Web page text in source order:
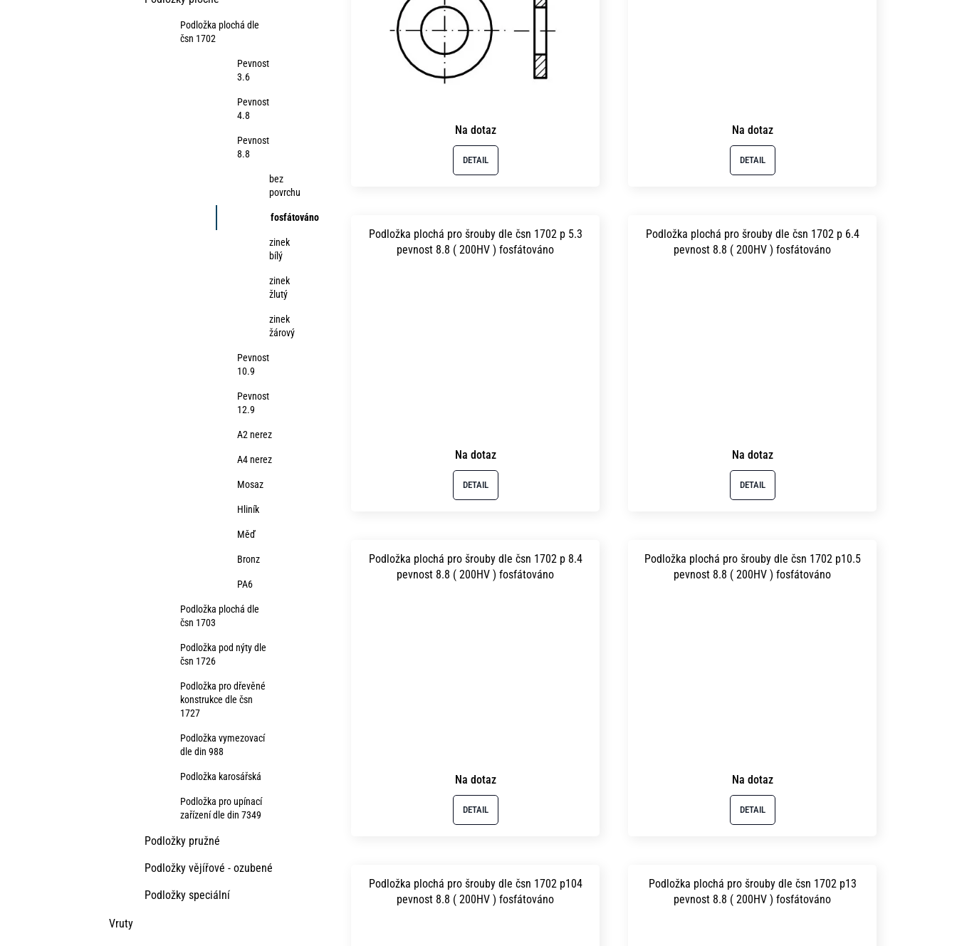
Podložka plochá dle
čsn 1702
Pevnost
3.6
Pevnost
4.8
Pevnost
8.8
bez
povrchu
fosfátováno
zinek
bílý
zinek
žlutý
zinek
žárový
Pevnost
10.9
Pevnost
12.9
A2 nerez
A4 nerez
Mosaz
Hliník
Měď
Bronz
PA6
Podložka plochá dle
čsn 1703
Podložka pod nýty dle
čsn 1726
Podložka pro dřevěné
konstrukce dle čsn
1727
Podložka vymezovací
dle din 988
Podložka karosářská
Podložka pro upínací
zařízení dle din 7349
Podložky pružné
Podložky vějířové - ozubené
Podložky speciální
Vruty
Na dotaz
DETAIL
Na dotaz
DETAIL
Podložka plochá pro šrouby dle čsn 1702 p 5.3
pevnost 8.8 ( 200HV ) fosfátováno
Na dotaz
DETAIL
Podložka plochá pro šrouby dle čsn 1702 p 6.4
pevnost 8.8 ( 200HV ) fosfátováno
Na dotaz
DETAIL
Podložka plochá pro šrouby dle čsn 1702 p 8.4
pevnost 8.8 ( 200HV ) fosfátováno
Na dotaz
DETAIL
Podložka plochá pro šrouby dle čsn 1702 p10.5
pevnost 8.8 ( 200HV ) fosfátováno
Na dotaz
DETAIL
Podložka plochá pro šrouby dle čsn 1702 p104
pevnost 8.8 ( 200HV ) fosfátováno
Podložka plochá pro šrouby dle čsn 1702 p13
pevnost 8.8 ( 200HV ) fosfátováno